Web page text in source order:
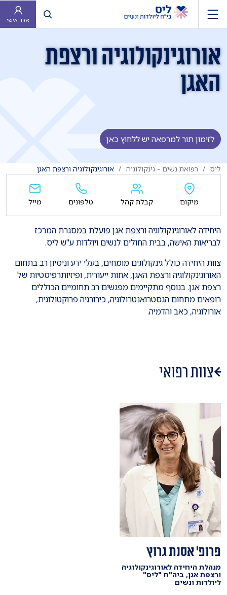
פתח חיפוש
אזור אישי
אורוגינקולוגיה ורצפת
האגן
לזימון תור למרפאה יש ללחוץ כאן
ליס רפואת נשים - גינקולוגיה אורוגינקולוגיה ורצפת האגן
היחידה לאורוגינקולוגיה ורצפת אגן פועלת במסגרת המרכז
לבריאות האישה, בבית החולים לנשים ויולדות ע"ש ליס.
צוות היחידה כולל גינקולוגים מומחים, בעלי ידע וניסיון רב בתחום
האורוגינקולוגיה ורצפת האגן, אחות ייעודית, ופיזיותרפיסטיות של
רצפת אגן. בנוסף מתקיימים מפגשים רב תחומיים הכוללים
רופאים מתחום הגסטרואנטרולוגיה, כירורגיה פרוקטולוגית,
אורולוגיה, כאב והדמיה.
צוות רפואי
פרופ' אסנת גרוץ
מנהלת היחידה לאורוגינקולוגיה
ורצפת אגן, ביה"ח "ליס"
ליולדות ונשים
מיקום קבלת קהל טלפונים מייל